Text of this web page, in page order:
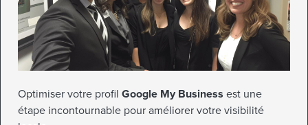
Optimiser votre profil Google My Business est une
étape incontournable pour améliorer votre visibilité